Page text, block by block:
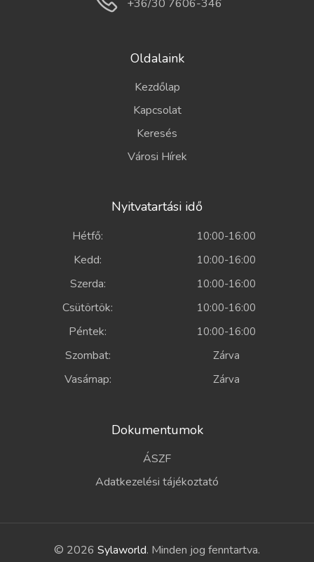
+36/30 7606-346
Oldalaink
Kezdőlap
Kapcsolat
Keresés
Városi Hírek
Nyitvatartási idő
Hétfő: 10:00-16:00
Kedd: 10:00-16:00
Szerda: 10:00-16:00
Csütörtök: 10:00-16:00
Péntek: 10:00-16:00
Szombat: Zárva
Vasárnap: Zárva
Dokumentumok
ÁSZF
Adatkezelési tájékoztató
© 2026 Sylaworld. Minden jog fenntartva.